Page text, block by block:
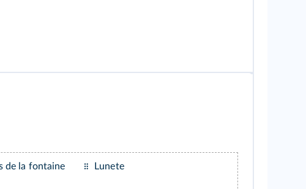
de la fontaine Lunete